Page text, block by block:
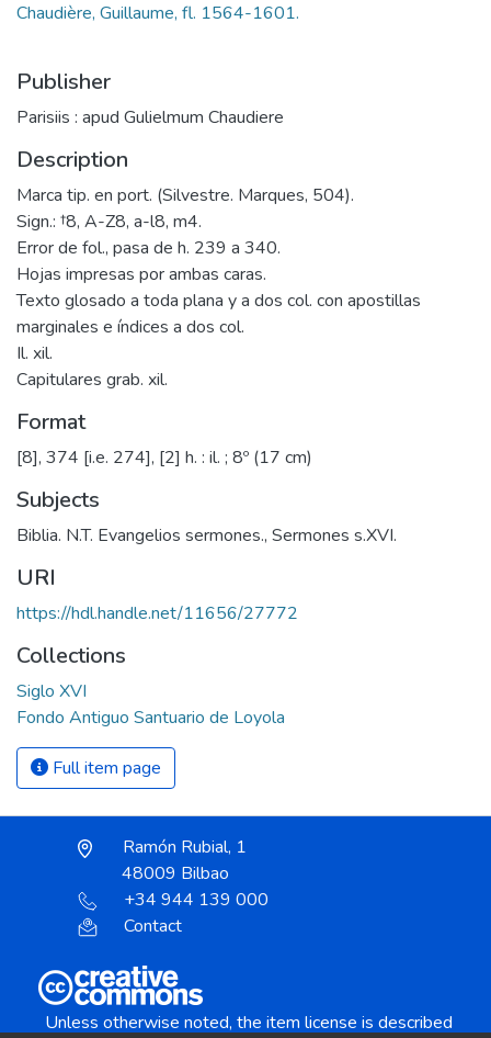
Chaudière, Guillaume, fl. 1564-1601.
Publisher
Parisiis : apud Gulielmum Chaudiere
Description
Marca tip. en port. (Silvestre. Marques, 504).
Sign.: †8, A-Z8, a-l8, m4.
Error de fol., pasa de h. 239 a 340.
Hojas impresas por ambas caras.
Texto glosado a toda plana y a dos col. con apostillas
marginales e índices a dos col.
Il. xil.
Capitulares grab. xil.
Format
[8], 374 [i.e. 274], [2] h. : il. ; 8º (17 cm)
Subjects
Biblia. N.T. Evangelios sermones., Sermones s.XVI.
URI
https://hdl.handle.net/11656/27772
Collections
Siglo XVI
Fondo Antiguo Santuario de Loyola
Full item page
Ramón Rubial, 1
48009 Bilbao
+34 944 139 000
Contact
Unless otherwise noted, the item license is described